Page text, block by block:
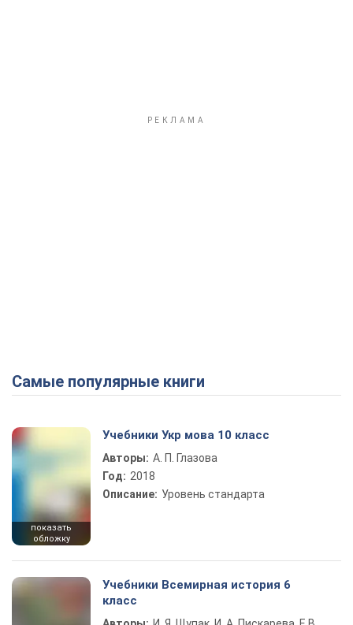
Самые популярные книги
показать
обложку
Учебники Укр мова 10 класс
Авторы: А. П. Глазова
Год: 2018
Описание: Уровень стандарта
Учебники Всемирная история 6
класс